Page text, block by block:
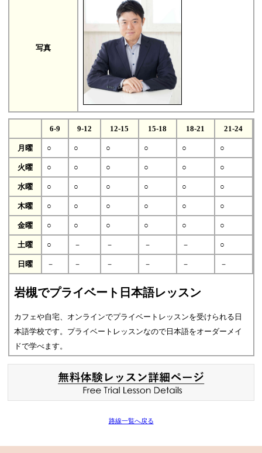
写真
6-9 9-12 12-15 15-18 18-21 21-24
月曜 ○ ○ ○ ○ ○ ○
火曜 ○ ○ ○ ○ ○ ○
水曜 ○ ○ ○ ○ ○ ○
木曜 ○ ○ ○ ○ ○ ○
金曜 ○ ○ ○ ○ ○ ○
土曜 ○ － － － － ○
日曜 － － － － － －
岩槻でプライベート日本語レッスン
カフェや自宅、オンラインでプライベートレッスンを受けられる日
本語学校です。プライベートレッスンなので日本語をオーダーメイ
ドで学べます。
路線一覧へ戻る